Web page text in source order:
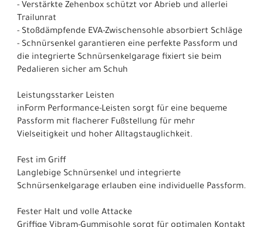
- Verstärkte Zehenbox schützt vor Abrieb und allerlei
Trailunrat
- Stoßdämpfende EVA-Zwischensohle absorbiert Schläge
- Schnürsenkel garantieren eine perfekte Passform und
die integrierte Schnürsenkelgarage fixiert sie beim
Pedalieren sicher am Schuh
Leistungsstarker Leisten
inForm Performance-Leisten sorgt für eine bequeme
Passform mit flacherer Fußstellung für mehr
Vielseitigkeit und hoher Alltagstauglichkeit.
Fest im Griff
Langlebige Schnürsenkel und integrierte
Schnürsenkelgarage erlauben eine individuelle Passform.
Fester Halt und volle Attacke